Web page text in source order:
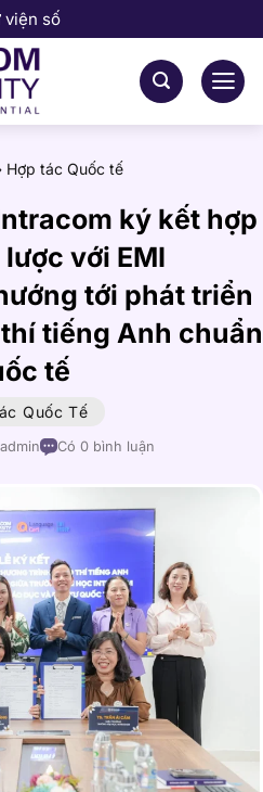
viện số
Hợp tác Quốc tế
ký kết hợp
với EMI
tới phát triển
tiếng Anh chuẩn
tế
Quốc Tế
admin Có 0 bình luận